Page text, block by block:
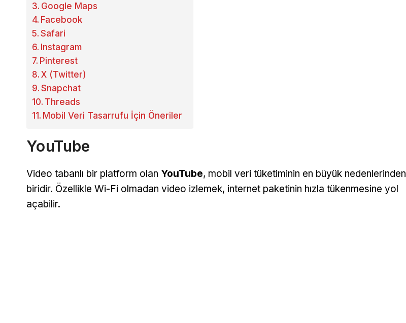
Google Maps
Facebook
Safari
Instagram
Pinterest
X (Twitter)
Snapchat
Threads
Mobil Veri Tasarrufu İçin Öneriler
YouTube
Video tabanlı bir platform olan YouTube, mobil veri tüketiminin en büyük nedenlerinden
biridir. Özellikle Wi-Fi olmadan video izlemek, internet paketinin hızla tükenmesine yol
açabilir.